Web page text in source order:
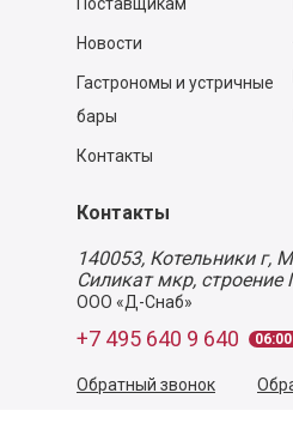
Новости
Гастрономы и устричные
бары
Контакты
Контакты
140053, Котельники г,
Силикат мкр,
ООО «Д-Снаб»
+7 495 640 9 640
Обратный звонок